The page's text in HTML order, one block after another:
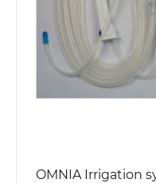
OMNIA Irrigation